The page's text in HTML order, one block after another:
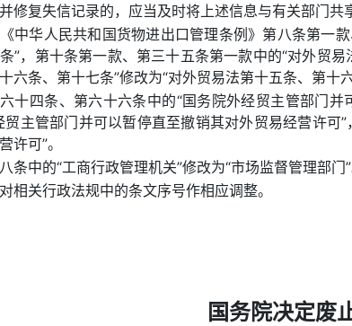
修复失信记录的，应当及时将上述信息与有关部门共
中华人民共和国货物进出口管理条例》第八条第一
”，第十条第一款、第三十五条第一款中的“对外贸
六条、第十七条”修改为“对外贸易法第十五条、第十六
十四条、第六十六条中的“国务院外经贸主管部门
贸主管部门并可以暂停直至撤销其对外贸易经营许
许可”。
条中的“工商行政管理机关”修改为“市场监督管理部门”
相关行政法规中的条文序号作相应调整。
国务院决定废